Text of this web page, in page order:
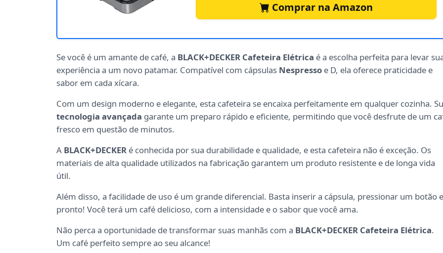
Comprar na Amazon
Se você é um amante de café, a BLACK+DECKER Cafeteira Elétrica é a escolha perfeita para levar
experiência a um novo patamar. Compatível com cápsulas Nespresso e D, ela oferece praticidade e
sabor em cada xícara.
Com um design moderno e elegante, esta cafeteira se encaixa perfeitamente em qualquer cozinha.
tecnologia avançada garante um preparo rápido e eficiente, permitindo que você desfrute de um
fresco em questão de minutos.
A BLACK+DECKER é conhecida por sua durabilidade e qualidade, e esta cafeteira não é exceção. Os
materiais de alta qualidade utilizados na fabricação garantem um produto resistente e de longa vida
útil.
Além disso, a facilidade de uso é um grande diferencial. Basta inserir a cápsula, pressionar um botão e
pronto! Você terá um café delicioso, com a intensidade e o sabor que você ama.
Não perca a oportunidade de transformar suas manhãs com a BLACK+DECKER Cafeteira Elétrica.
Um café perfeito sempre ao seu alcance!